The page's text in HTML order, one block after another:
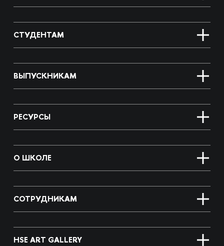
СТУДЕНТАМ
ВЫПУСКНИКАМ
РЕСУРСЫ
О ШКОЛЕ
СОТРУДНИКАМ
HSE ART GALLERY